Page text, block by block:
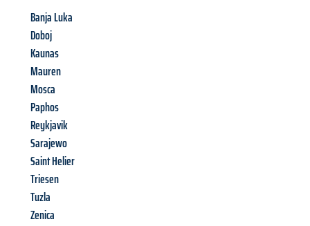
Banja Luka
Doboj
Kaunas
Mauren
Mosca
Paphos
Reykjavik
Sarajewo
Saint Helier
Triesen
Tuzla
Zenica